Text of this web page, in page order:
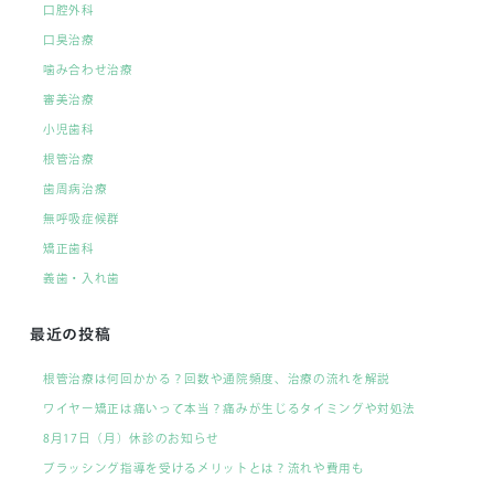
口腔外科
口臭治療
噛み合わせ治療
審美治療
小児歯科
根管治療
歯周病治療
無呼吸症候群
矯正歯科
義歯・入れ歯
最近の投稿
根管治療は何回かかる？回数や通院頻度、治療の流れを解説
ワイヤー矯正は痛いって本当？痛みが生じるタイミングや対処法
8月17日（月）休診のお知らせ
ブラッシング指導を受けるメリットとは？流れや費用も